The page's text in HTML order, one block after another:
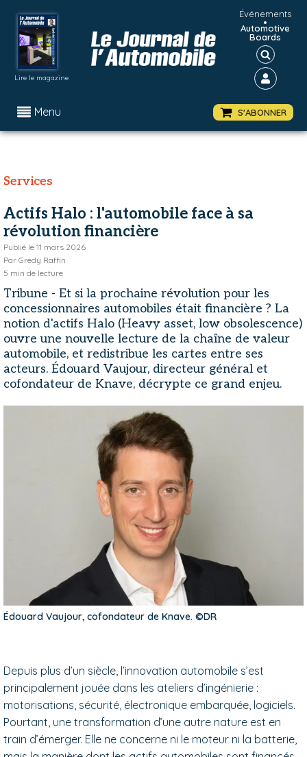
Lire le magazine
Événements
•
Automotive
Boards
Menu S'ABONNER
Services
Actifs Halo : l'automobile face à sa
révolution financière
Publié le 11 mars 2026
Par Gredy Raffin
5 min de lecture
Tribune - Et si la prochaine révolution pour les
concessionnaires automobiles était financière ? La
notion d'actifs Halo (Heavy asset, low obsolescence)
ouvre une nouvelle lecture de la chaîne de valeur
automobile, et redistribue les cartes entre ses
acteurs. Édouard Vaujour, directeur général et
cofondateur de Knave, décrypte ce grand enjeu.
Édouard Vaujour, cofondateur de Knave. ©DR
Depuis plus d’un siècle, l’innovation automobile s’est
principalement jouée dans les ateliers d’ingénierie :
motorisations, sécurité, électronique embarquée, logiciels.
Pourtant, une transformation d’une autre nature est en
train d’émerger. Elle ne concerne ni le moteur ni la batterie,